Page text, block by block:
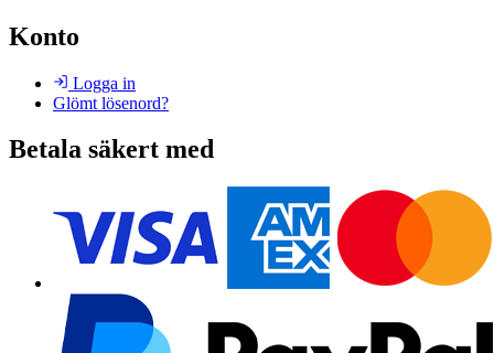
Konto
Logga in
Glömt lösenord?
Betala säkert med